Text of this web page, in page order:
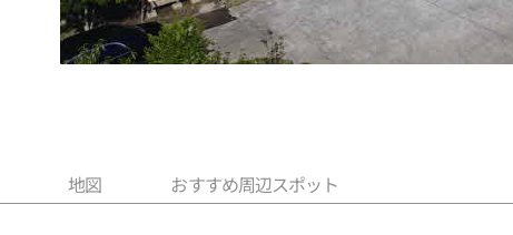
地図 おすすめ周辺スポット